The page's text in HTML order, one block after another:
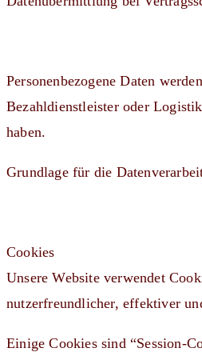
Personenbezogene Daten
Bezahldienstleister oder
haben.
Grundlage für die
Cookies
Unsere Website verwendet
nutzerfreundlicher, effektiver
Einige Cookies sind “Session-